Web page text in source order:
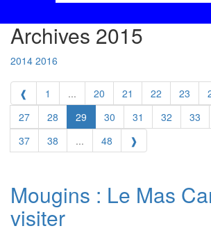
Archives 2015
2014 2016
❰ 1 ... 20 21 22 23
27
28 29 30 31 32 33
37
38 ... 48 ❱
Mougins : Le Mas
visiter